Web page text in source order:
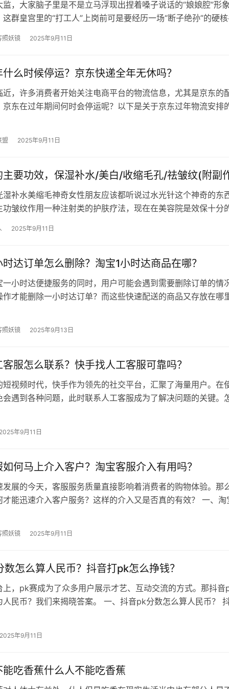
监，大家脑子里是不是立马浮现出捏着嗓子说话的“娘娘腔”形
群皇宫里的“打工人”上岗前可是要经历一场“断子绝孙”的硬
照妖镜 2025年9月11日
么时候停运？京东快递全年无休吗？
近，许多消费者开始关注电商平台的物流信息，尤其是京东的
京东在过年期间何时会停运呢？以下是关于京东过年物流安排
盟 2025年9月11日
主要功效，保湿补水/美白/收缩毛孔/祛皱纹(附副
湿补水美缩毛神奇女性朋友应该都听说过水光针这个神奇的东
功皱纹作用一种注射类的护肤疗法，现在在美容院是效保十分
2025年9月11日
达订单怎么删除？淘宝1小时达商品在哪？
一小时达便捷服务的同时，用户可能会遇到需要删除订单的情
作才能删除一小时达订单？而这些快速配送的商品又存放在哪
照妖镜 2025年9月13日
服怎么联系？快手找人工客服可靠吗？
短视频时代，快手作为领先的社交平台，汇聚了海量用户。在
会遇到各种问题，此时联系人工客服成为了解决问题的关键。
年9月11日
何马上介入客户？淘宝客服介入有用吗？
发展的今天，客服服务质量直接影响着消费者的购物体验。那
才能迅速介入客户服务？这样的介入又是否真的有效？ 一、淘
照妖镜 2025年9月11日
数怎么算人民币？抖音打pk怎么挣钱？
上，pk赛成为了众多用户展示才艺、互动交流的方式。那抖音
人民币？我们来揭晓答案。 一、抖音pk分数怎么算人民币？
2025年9月11日
吃香蕉什么人不能吃香蕉